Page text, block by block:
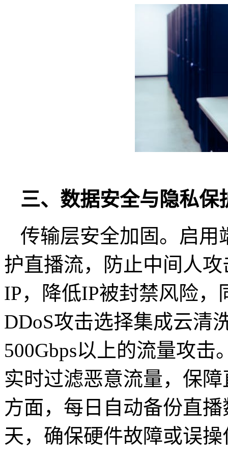
三、数据安全与隐私
传输层安全加固。启用
护直播流，防止中间人
IP，降低IP被封禁风险
DDoS攻击选择集成云清
500Gbps以上的流量攻击
实时过滤恶意流量，保
方面，每日自动备份直
天，确保硬件故障或误